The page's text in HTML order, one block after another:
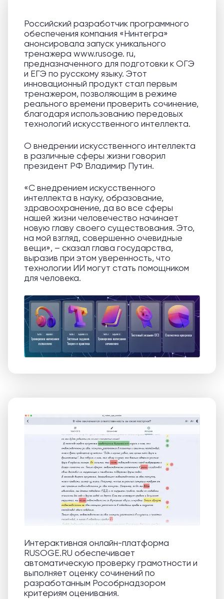
Российский разработчик программного
обеспечения компания «Нинтегра»
анонсировала запуск уникального
тренажера www.rusoge. ru,
предназначенного для подготовки к ОГЭ
и ЕГЭ по русскому языку. Этот
инновационный продукт стал первым
тренажером, позволяющим в режиме
реального времени проверить сочинение,
благодаря использованию передовых
технологий искусственного интеллекта.
О внедрении искусственного интеллекта
в различные сферы жизни говорил
президент РФ Владимир Путин.
«С внедрением искусственного
интеллекта в науку, образование,
здравоохранение, да во все сферы
нашей жизни человечество начинает
новую главу своего существования. Это,
на мой взгляд, совершенно очевидные
вещи», – сказал глава государства,
выразив при этом уверенность, что
технологии ИИ могут стать помощником
для человека.
Интерактивная онлайн-платформа
RUSOGE.RU обеспечивает
автоматическую проверку грамотности и
выполняет оценку сочинений по
разработанным Рособрнадзором
критериям оценивания.